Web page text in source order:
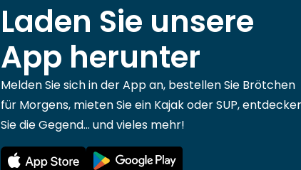
Laden Sie unsere
App herunter
Melden Sie sich in der App an, bestellen Sie Brötchen
für Morgens, mieten Sie ein Kajak oder SUP,
Sie die Gegend... und vieles mehr!